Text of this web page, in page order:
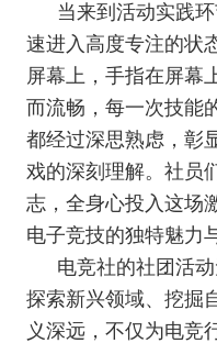
当来到活动实践
速进入高度专注的状
屏幕上，手指在屏幕
而流畅，每一次技能
都经过深思熟虑，彰
戏的深刻理解。社员
志，全身心投入这场
电子竞技的独特魅力
电竞社的社团活
探索新兴领域、挖掘
义深远，不仅为电竞